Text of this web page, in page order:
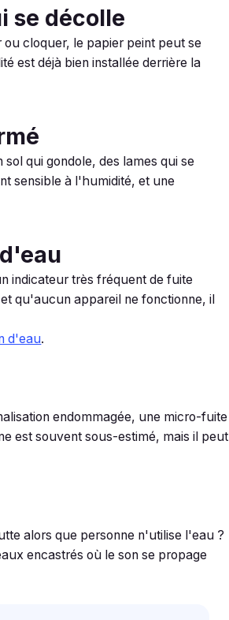
se décolle
cloquer, le papier peint peut se
est déjà bien installée derrière la
qui gondole, des lames qui se
sensible à l'humidité, et une
indicateur très fréquent de fuite
qu'aucun appareil ne fonctionne, il
d'eau.
endommagée, une micro-fuite
est souvent sous-estimé, mais il peut
alors que personne n'utilise l'eau ?
encastrés où le son se propage